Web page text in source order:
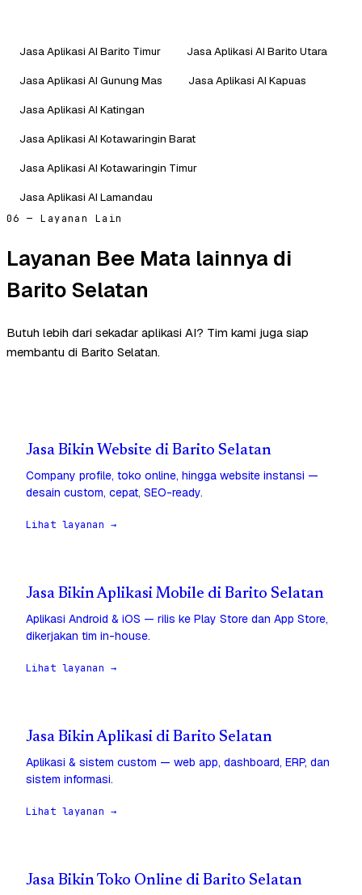
Jasa Aplikasi AI Barito Timur
Jasa Aplikasi AI Barito Utara
Jasa Aplikasi AI Gunung Mas
Jasa Aplikasi AI Kapuas
Jasa Aplikasi AI Katingan
Jasa Aplikasi AI Kotawaringin Barat
Jasa Aplikasi AI Kotawaringin Timur
Jasa Aplikasi AI Lamandau
06 — Layanan Lain
Layanan Bee Mata lainnya di
Barito Selatan
Butuh lebih dari sekadar aplikasi AI? Tim kami juga siap
membantu di Barito Selatan.
Jasa Bikin Website di Barito Selatan
Company profile, toko online, hingga website instansi —
desain custom, cepat, SEO-ready.
Lihat layanan →
Jasa Bikin Aplikasi Mobile di Barito Selatan
Aplikasi Android & iOS — rilis ke Play Store dan App Store,
dikerjakan tim in-house.
Lihat layanan →
Jasa Bikin Aplikasi di Barito Selatan
Aplikasi & sistem custom — web app, dashboard, ERP, dan
sistem informasi.
Lihat layanan →
Jasa Bikin Toko Online di Barito Selatan